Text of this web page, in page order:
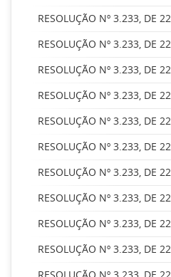
RESOLUÇÃO Nº 3.233, DE
RESOLUÇÃO Nº 3.233, DE
RESOLUÇÃO Nº 3.233, DE
RESOLUÇÃO Nº 3.233, DE
RESOLUÇÃO Nº 3.233, DE
RESOLUÇÃO Nº 3.233, DE
RESOLUÇÃO Nº 3.233, DE
RESOLUÇÃO Nº 3.233, DE
RESOLUÇÃO Nº 3.233, DE
RESOLUÇÃO Nº 3.233, DE